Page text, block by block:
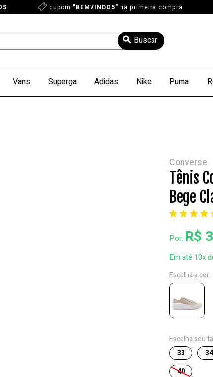
cupom "BEMVINDO5" na primeira compra
Vans Superga Adidas Nike Puma
Converse
Tênis
Bege
Por: R$
Em até 10x
Escolha a cor:
Escolha seu
33
34
40